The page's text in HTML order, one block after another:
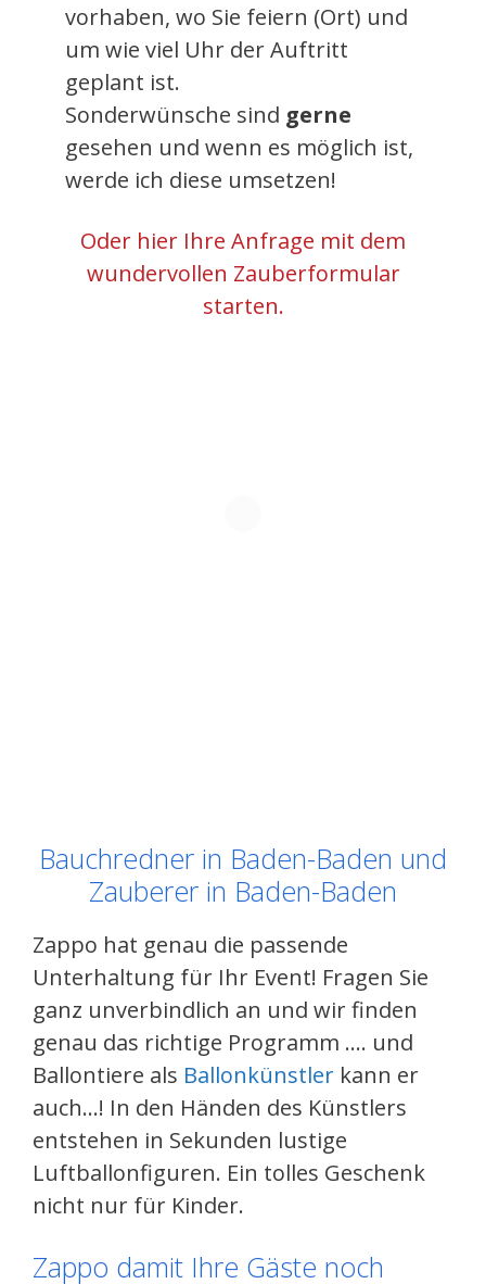
vorhaben, wo Sie feiern (Ort) und
um wie viel Uhr der Auftritt
geplant ist.
Sonderwünsche sind gerne
gesehen und wenn es möglich ist,
werde ich diese umsetzen!
Oder hier Ihre Anfrage mit dem
wundervollen Zauberformular
starten.
Bauchredner in Baden-Baden und
Zauberer in Baden-Baden
Zappo hat genau die passende
Unterhaltung für Ihr Event! Fragen Sie
ganz unverbindlich an und wir finden
genau das richtige Programm …. und
Ballontiere als Ballonkünstler kann er
auch…! In den Händen des Künstlers
entstehen in Sekunden lustige
Luftballonfiguren. Ein tolles Geschenk
nicht nur für Kinder.
Zappo damit Ihre Gäste noch